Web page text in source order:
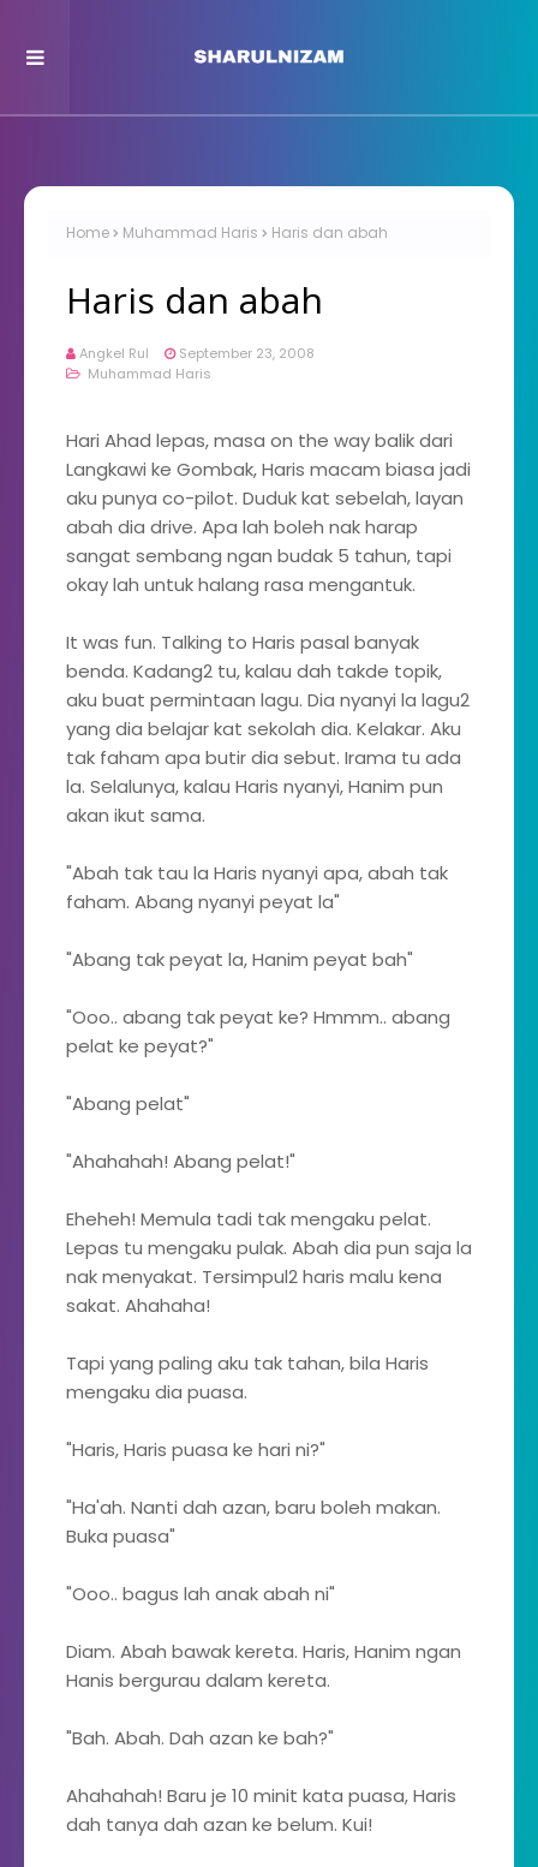
Home Muhammad Haris Haris dan abah
Haris dan abah
Angkel Rul
September 23, 2008
Muhammad Haris
Hari Ahad lepas, masa on the way balik dari
Langkawi ke Gombak, Haris macam biasa jadi
aku punya co-pilot. Duduk kat sebelah, layan
abah dia drive. Apa lah boleh nak harap
sangat sembang ngan budak 5 tahun, tapi
okay lah untuk halang rasa mengantuk.
It was fun. Talking to Haris pasal banyak
benda. Kadang2 tu, kalau dah takde topik,
aku buat permintaan lagu. Dia nyanyi la lagu2
yang dia belajar kat sekolah dia. Kelakar. Aku
tak faham apa butir dia sebut. Irama tu ada
la. Selalunya, kalau Haris nyanyi, Hanim pun
akan ikut sama.
"Abah tak tau la Haris nyanyi apa, abah tak
faham. Abang nyanyi peyat la"
"Abang tak peyat la, Hanim peyat bah"
"Ooo.. abang tak peyat ke? Hmmm.. abang
pelat ke peyat?"
"Abang pelat"
"Ahahahah! Abang pelat!"
Eheheh! Memula tadi tak mengaku pelat.
Lepas tu mengaku pulak. Abah dia pun saja la
nak menyakat. Tersimpul2 haris malu kena
sakat. Ahahaha!
Tapi yang paling aku tak tahan, bila Haris
mengaku dia puasa.
"Haris, Haris puasa ke hari ni?"
"Ha'ah. Nanti dah azan, baru boleh makan.
Buka puasa"
"Ooo.. bagus lah anak abah ni"
Diam. Abah bawak kereta. Haris, Hanim ngan
Hanis bergurau dalam kereta.
"Bah. Abah. Dah azan ke bah?"
Ahahahah! Baru je 10 minit kata puasa, Haris
dah tanya dah azan ke belum. Kui!